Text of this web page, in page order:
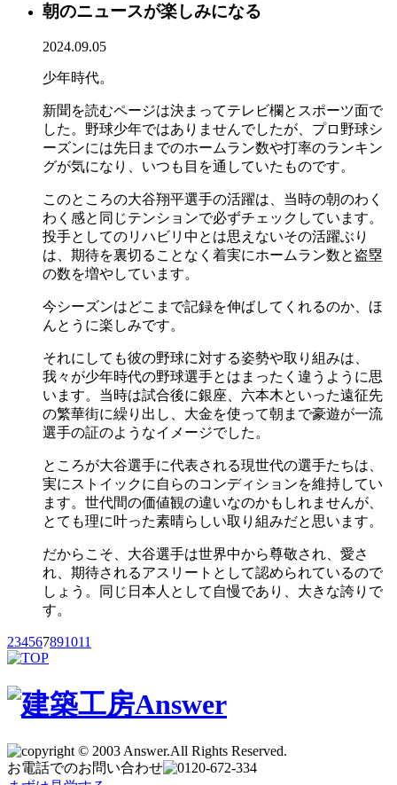
朝のニュースが楽しみになる
2024.09.05
少年時代。
新聞を読むページは決まってテレビ欄とスポーツ面で
した。野球少年ではありませんでしたが、プロ野球シ
ーズンには先日までのホームラン数や打率のランキン
グが気になり、いつも目を通していたものです。
このところの大谷翔平選手の活躍は、当時の朝のわく
わく感と同じテンションで必ずチェックしています。
投手としてのリハビリ中とは思えないその活躍ぶり
は、期待を裏切ることなく着実にホームラン数と盗塁
の数を増やしています。
今シーズンはどこまで記録を伸ばしてくれるのか、ほ
んとうに楽しみです。
それにしても彼の野球に対する姿勢や取り組みは、
我々が少年時代の野球選手とはまったく違うように思
います。当時は試合後に銀座、六本木といった遠征先
の繁華街に繰り出し、大金を使って朝まで豪遊が一流
選手の証のようなイメージでした。
ところが大谷選手に代表される現世代の選手たちは、
実にストイックに自らのコンディションを維持してい
ます。世代間の価値観の違いなのかもしれませんが、
とても理に叶った素晴らしい取り組みだと思います。
だからこそ、大谷選手は世界中から尊敬され、愛さ
れ、期待されるアスリートとして認められているので
しょう。同じ日本人として自慢であり、大きな誇りで
す。
234567891011
お電話でのお問い合わせ